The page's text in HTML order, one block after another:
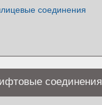
соединения
соединения